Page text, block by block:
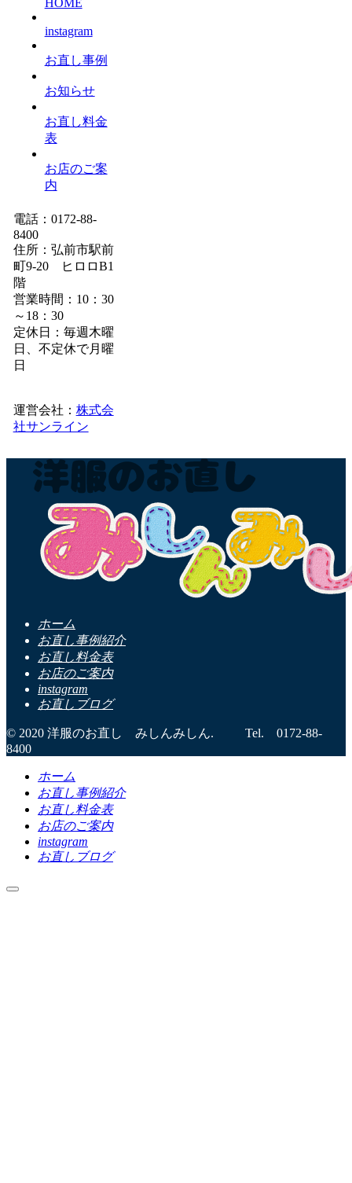
instagram
お直し事例
お知らせ
お直し料金
表
お店のご案
内
電話：0172-88-
8400
住所：弘前市駅前
町9-20 ヒロロB1
階
営業時間：10：30
～18：30
定休日：毎週木曜
日、不定休で月曜
日
運営会社： 株式会
社サンライン
ホーム
お直し事例紹介
お直し料金表
お店のご案内
instagram
お直しブログ
© 2020 洋服のお直し みしんみしん. Tel. 0172-88-
8400
ホーム
お直し事例紹介
お直し料金表
お店のご案内
instagram
お直しブログ